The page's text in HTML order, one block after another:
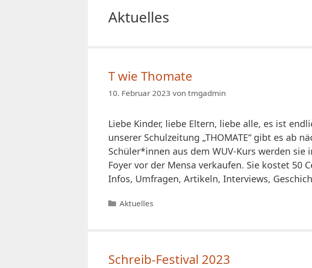
Aktuelles
T wie Thomate
10. Februar 2023 von tmgadmin
Liebe Kinder, liebe Eltern, liebe alle, es ist
unserer Schulzeitung „THOMATE“ gibt es ab
Schüler*innen aus dem WUV-Kurs werden sie
Foyer vor der Mensa verkaufen. Sie kostet 50
Infos, Umfragen, Artikeln, Interviews,
Kategorien
Aktuelles
Schreib-Festival 2023